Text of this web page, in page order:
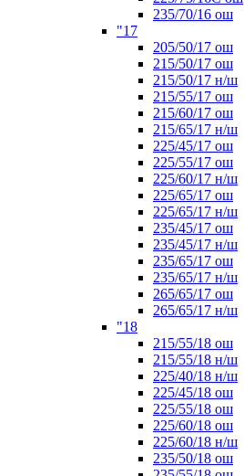
235/70/16 ош
"17
205/50/17 ош
215/50/17 ош
215/50/17 н/ш
215/55/17 ош
215/60/17 ош
215/65/17 н/ш
225/45/17 ош
225/55/17 ош
225/60/17 н/ш
225/65/17 ош
225/65/17 н/ш
235/45/17 ош
235/45/17 н/ш
235/65/17 ош
235/65/17 н/ш
265/65/17 ош
265/65/17 н/ш
"18
215/55/18 ош
215/55/18 н/ш
225/40/18 н/ш
225/45/18 ош
225/55/18 ош
225/60/18 ош
225/60/18 н/ш
235/50/18 ош